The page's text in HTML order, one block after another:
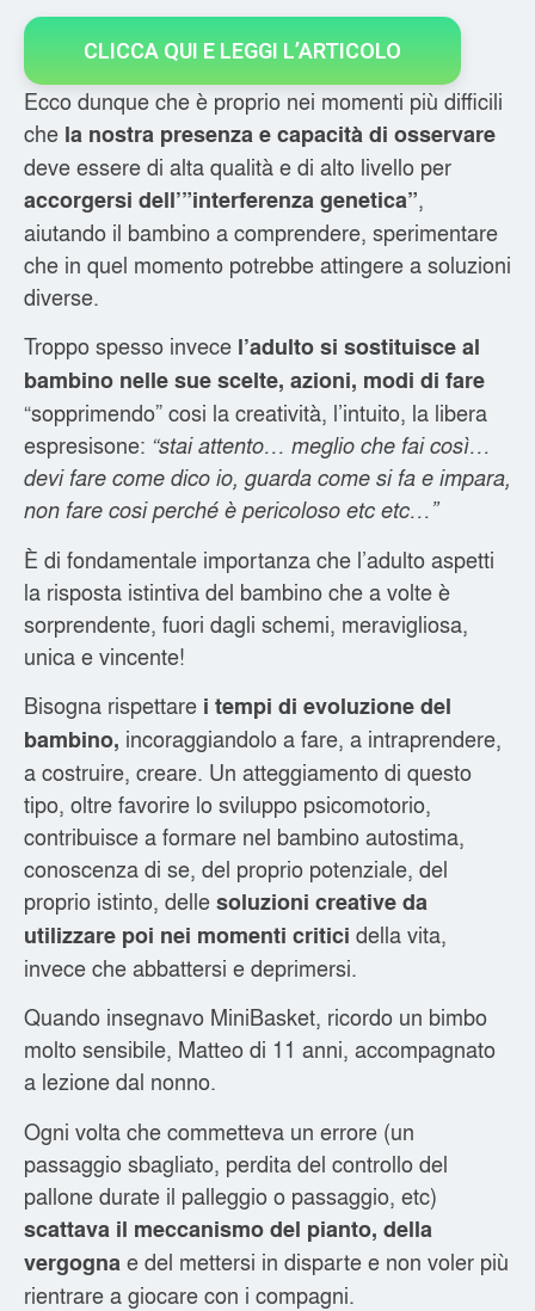
CLICCA QUI E LEGGI L’ARTICOLO
Ecco dunque che è proprio nei momenti più difficili
che la nostra presenza e capacità di osservare
deve essere di alta qualità e di alto livello per
accorgersi dell’”interferenza genetica”,
aiutando il bambino a comprendere, sperimentare
che in quel momento potrebbe attingere a soluzioni
diverse.
Troppo spesso invece l’adulto si sostituisce al
bambino nelle sue scelte, azioni, modi di fare
“sopprimendo” cosi la creatività, l’intuito, la libera
espresisone: “stai attento… meglio che fai così…
devi fare come dico io, guarda come si fa e impara,
non fare cosi perché è pericoloso etc etc…”
È di fondamentale importanza che l’adulto aspetti
la risposta istintiva del bambino che a volte è
sorprendente, fuori dagli schemi, meravigliosa,
unica e vincente!
Bisogna rispettare i tempi di evoluzione del
bambino, incoraggiandolo a fare, a intraprendere,
a costruire, creare. Un atteggiamento di questo
tipo, oltre favorire lo sviluppo psicomotorio,
contribuisce a formare nel bambino autostima,
conoscenza di se, del proprio potenziale, del
proprio istinto, dellesoluzioni creative da
utilizzare poi nei momenti critici della vita,
invece che abbattersi e deprimersi.
Quando insegnavo MiniBasket, ricordo un bimbo
molto sensibile, Matteo di 11 anni, accompagnato
a lezione dal nonno.
Ogni volta che commetteva un errore (un
passaggio sbagliato, perdita del controllo del
pallone durate il palleggio o passaggio, etc)
scattava il meccanismo del pianto, della
vergognae del mettersi in disparte e non voler più
rientrare a giocare con i compagni.